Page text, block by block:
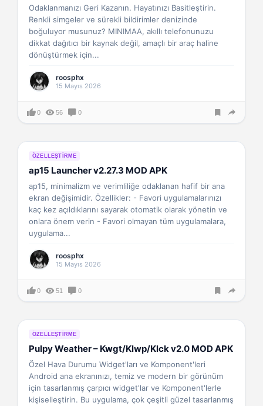
Odaklanmanızı Geri Kazanın. Hayatınızı Basitleştirin.
Renkli simgeler ve sürekli bildirimler denizinde
boğuluyor musunuz? MINIMAA, akıllı telefonunuzu
dikkat dağıtıcı bir kaynak değil, amaçlı bir araç haline
dönüştürmek için...
roosphx
15 Mayıs 2026
0 56 0
ÖZELLEŞTIRME
ap15 Launcher v2.27.3 MOD APK
ap15, minimalizm ve verimliliğe odaklanan hafif bir ana
ekran değişimidir. Özellikler: - Favori uygulamalarınızı
kaç kez açıldıklarını sayarak otomatik olarak yönetin ve
onlara önem verin - Favori olmayan tüm uygulamalara,
uygulama...
roosphx
15 Mayıs 2026
0 51 0
ÖZELLEŞTIRME
Pulpy Weather – Kwgt/Klwp/Klck v2.0 MOD APK
Özel Hava Durumu Widget'ları ve Komponent'leri
Android ana ekranınızı, temiz ve modern bir görünüm
için tasarlanmış çarpıcı widget'lar ve Komponent'lerle
kişiselleştirin. Bu uygulama, çok çeşitli güzel tasarlanmış